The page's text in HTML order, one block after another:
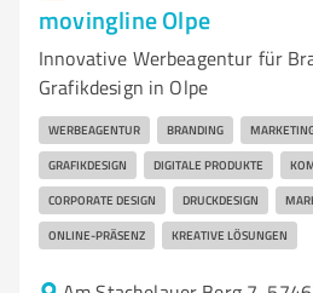
movingline Olpe
Innovative Werbeagentur für
Grafikdesign in Olpe
WERBEAGENTUR BRANDING
GRAFIKDESIGN DIGITALE PRODUKTE
CORPORATE DESIGN DRUCKDESIGN
ONLINE-PRÄSENZ KREATIVE LÖSUNGEN